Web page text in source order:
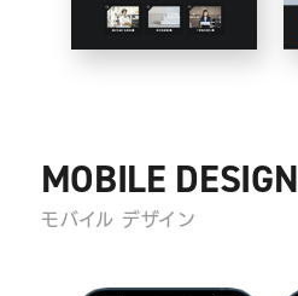
MOBILE DESIGN
モバイル デザイン